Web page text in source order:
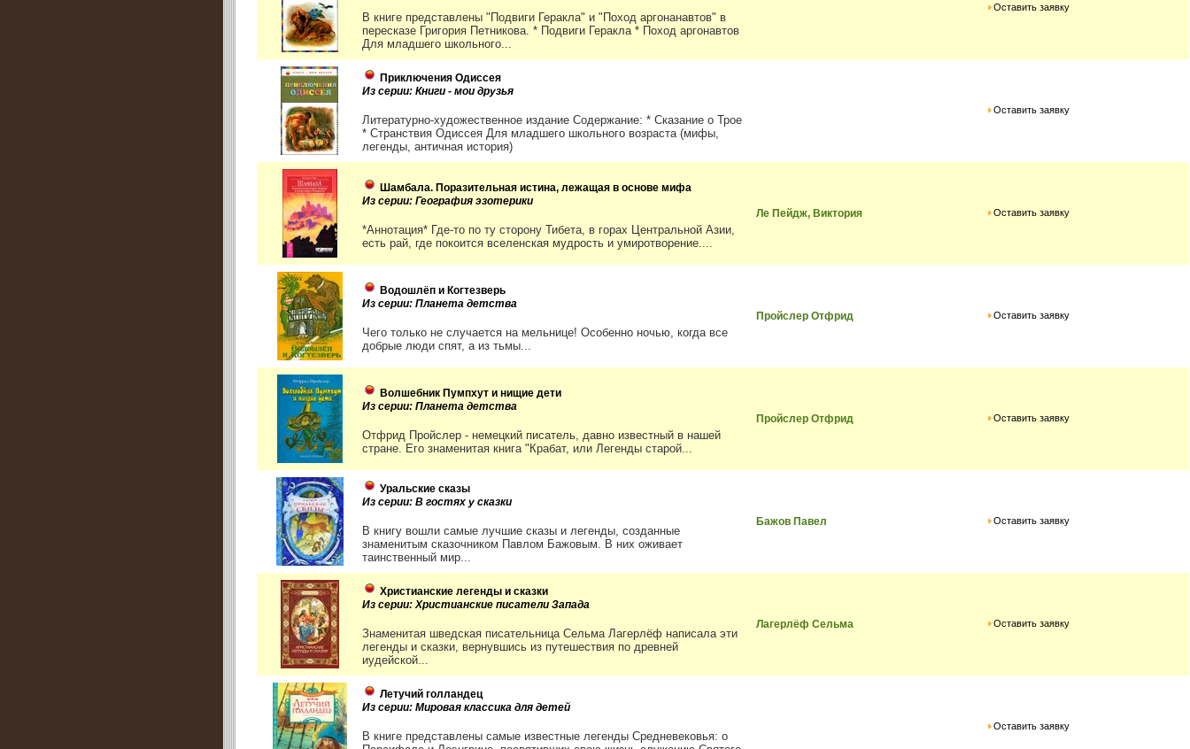
В книге представлены "Подвиги Геракла" и "Поход аргонанавтов" в
пересказе Григория Петникова. * Подвиги Геракла * Поход аргонавтов
Для младшего школьного...
Оставить заявку
Приключения Одиссея
Из серии: Книги - мои друзья
Литературно-художественное издание Содержание: * Сказание о Трое
* Странствия Одиссея Для младшего школьного возраста (мифы,
легенды, античная история)
Оставить заявку
Шамбала. Поразительная истина, лежащая в основе мифа
Из серии: География эзотерики
*Аннотация* Где-то по ту сторону Тибета, в горах Центральной Азии,
есть рай, где покоится вселенская мудрость и умиротворение....
Ле Пейдж, Виктория Оставить заявку
Водошлёп и Когтезверь
Из серии: Планета детства
Чего только не случается на мельнице! Особенно ночью, когда все
добрые люди спят, а из тьмы...
Пройслер Отфрид Оставить заявку
Волшебник Пумпхут и нищие дети
Из серии: Планета детства
Отфрид Пройслер - немецкий писатель, давно известный в нашей
стране. Его знаменитая книга "Крабат, или Легенды старой...
Пройслер Отфрид Оставить заявку
Уральские сказы
Из серии: В гостях у сказки
В книгу вошли самые лучшие сказы и легенды, созданные
знаменитым сказочником Павлом Бажовым. В них оживает
таинственный мир...
Бажов Павел Оставить заявку
Христианские легенды и сказки
Из серии: Христианские писатели Запада
Знаменитая шведская писательница Сельма Лагерлёф написала эти
легенды и сказки, вернувшись из путешествия по древней
иудейской...
Лагерлёф Сельма Оставить заявку
Летучий голландец
Из серии: Мировая классика для детей
В книге представлены самые известные легенды Средневековья: о
Оставить заявку